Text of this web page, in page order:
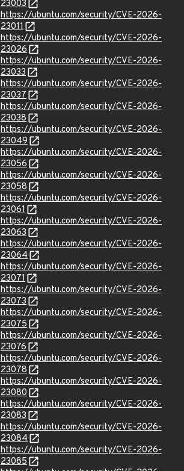
23003
https://ubuntu.com/security/CVE-2026-
23011
https://ubuntu.com/security/CVE-2026-
23026
https://ubuntu.com/security/CVE-2026-
23033
https://ubuntu.com/security/CVE-2026-
23037
https://ubuntu.com/security/CVE-2026-
23038
https://ubuntu.com/security/CVE-2026-
23049
https://ubuntu.com/security/CVE-2026-
23056
https://ubuntu.com/security/CVE-2026-
23058
https://ubuntu.com/security/CVE-2026-
23061
https://ubuntu.com/security/CVE-2026-
23063
https://ubuntu.com/security/CVE-2026-
23064
https://ubuntu.com/security/CVE-2026-
23071
https://ubuntu.com/security/CVE-2026-
23073
https://ubuntu.com/security/CVE-2026-
23075
https://ubuntu.com/security/CVE-2026-
23076
https://ubuntu.com/security/CVE-2026-
23078
https://ubuntu.com/security/CVE-2026-
23080
https://ubuntu.com/security/CVE-2026-
23083
https://ubuntu.com/security/CVE-2026-
23084
https://ubuntu.com/security/CVE-2026-
23085